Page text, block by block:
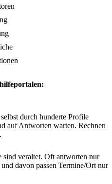
selbst durch hunderte Profile
auf Antworten warten. Rechnen
sind veraltet. Oft antworten nur
davon passen Termine/Ort nur